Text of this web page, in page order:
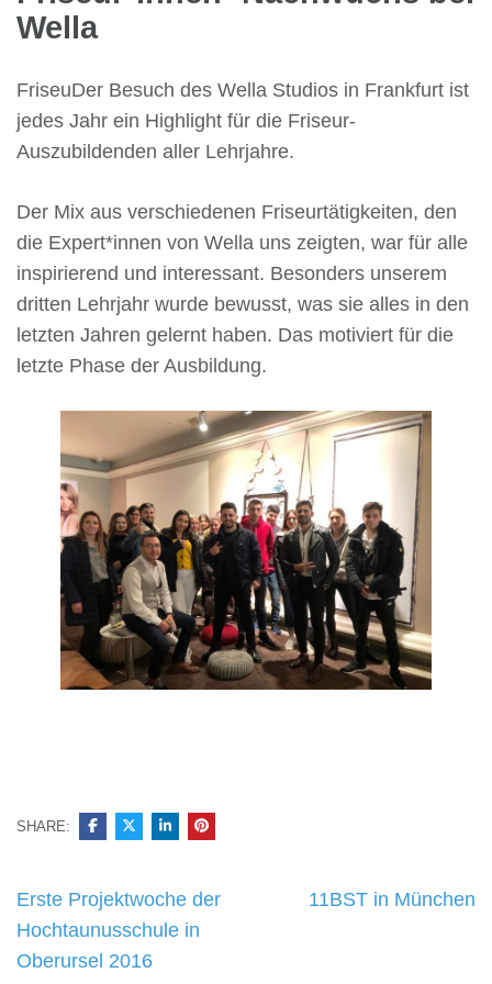
Wella
FriseuDer Besuch des Wella Studios in Frankfurt ist
jedes Jahr ein Highlight für die Friseur-
Auszubildenden aller Lehrjahre.
Der Mix aus verschiedenen Friseurtätigkeiten, den
die Expert*innen von Wella uns zeigten, war für alle
inspirierend und interessant. Besonders unserem
dritten Lehrjahr wurde bewusst, was sie alles in den
letzten Jahren gelernt haben. Das motiviert für die
letzte Phase der Ausbildung.
SHARE:
Beitragsnavigation
Erste Projektwoche der
Hochtaunusschule in
Oberursel 2016
11BST in München